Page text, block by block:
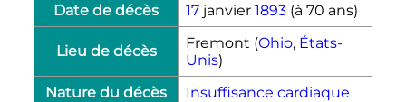
Date de décès
17 janvier 1893 (à 70 ans)
Lieu de décès Fremont (Ohio, États-
Unis)
Nature du décès
Insuffisance cardiaque